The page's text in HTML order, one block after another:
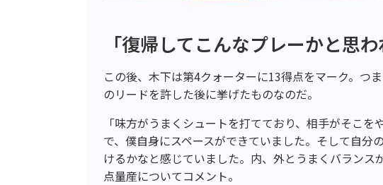
「復帰してこんなプレーかと思わ
この後、木下は第4クォーターに13得点をマーク。つ
のリードを許した後に挙げたものなのだ。
「味方がうまくシュートを打てており、相手がそこ
で、僕自身にスペースができていました。そして自分
けるかなと感じていました。内、外とうまくバラン
点量産についてコメント。